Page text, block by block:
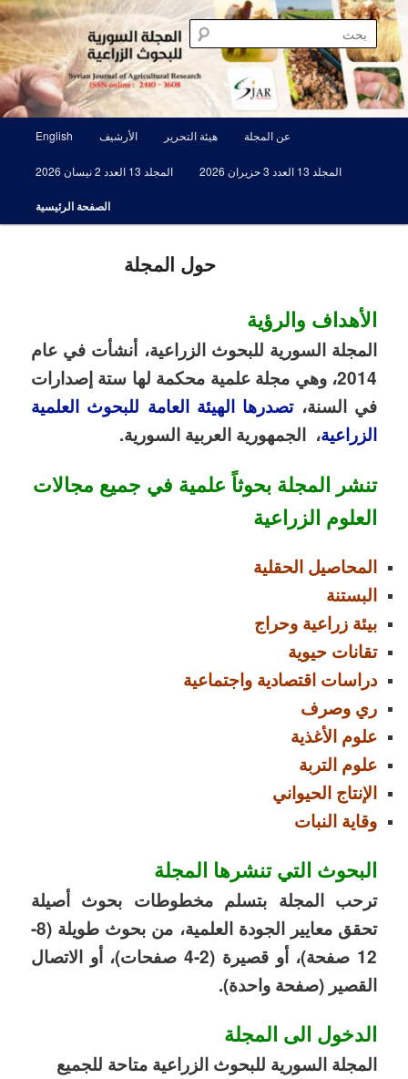
تخطي
إلى
المحتوى
الأساسيالمجلة السورية للبحوث الزراعية SJAR
مجلة علمية محكمة تصدرها الهيئة العامة للبحوث العلمية الزراعية
English الأرشيف هيئة التحرير عن المجلة
المجلد 13 العدد 2 نيسان 2026 المجلد 13 العدد 3 حزيران 2026
الصفحة الرئيسية
حول المجلة
الأهداف والرؤية
المجلة السورية للبحوث الزراعية، أنشأت في عام
2014، وهي مجلة علمية محكمة لها ستة إصدارات
في السنة،تصدرها الهيئة العامة للبحوث العلمية
الزراعية، الجمهورية العربية السورية.
تنشر المجلة بحوثاً علمية في جميع مجالات
العلوم الزراعية
المحاصيل الحقلية
البستنة
بيئة زراعية وحراج
تقانات حيوية
دراسات اقتصادية واجتماعية
ري وصرف
علوم الأغذية
علوم التربة
الإنتاج الحيواني
وقاية النبات
البحوث التي تنشرها المجلة
ترحب المجلة بتسلم مخطوطات بحوث أصيلة
تحقق معايير الجودة العلمية، من بحوث طويلة (8-
12 صفحة)، أو قصيرة
(2-4
صفحات)، أو الاتصال
القصير (صفحة واحدة).
الدخول الى المجلة
المجلة السورية للبحوث الزراعية متاحة للجميع